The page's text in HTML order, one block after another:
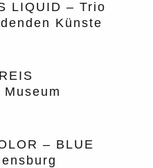
LIQUID – Trio
Künste
– BLUE